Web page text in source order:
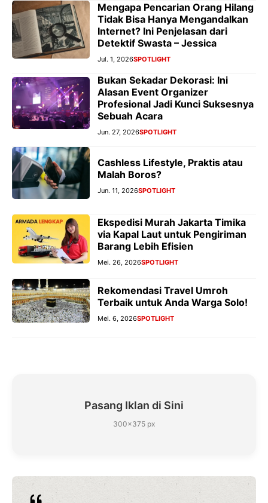
Mengapa Pencarian Orang Hilang
Tidak Bisa Hanya Mengandalkan
Internet? Ini Penjelasan dari
Detektif Swasta – Jessica
Jul. 1, 2026SPOTLIGHT
Bukan Sekadar Dekorasi: Ini
Alasan Event Organizer
Profesional Jadi Kunci Suksesnya
Sebuah Acara
Jun. 27, 2026SPOTLIGHT
Cashless Lifestyle, Praktis atau
Malah Boros?
Jun. 11, 2026SPOTLIGHT
Ekspedisi Murah Jakarta Timika
via Kapal Laut untuk Pengiriman
Barang Lebih Efisien
Mei. 26, 2026SPOTLIGHT
Rekomendasi Travel Umroh
Terbaik untuk Anda Warga Solo!
Mei. 6, 2026SPOTLIGHT
Pasang Iklan di Sini
300×375 px